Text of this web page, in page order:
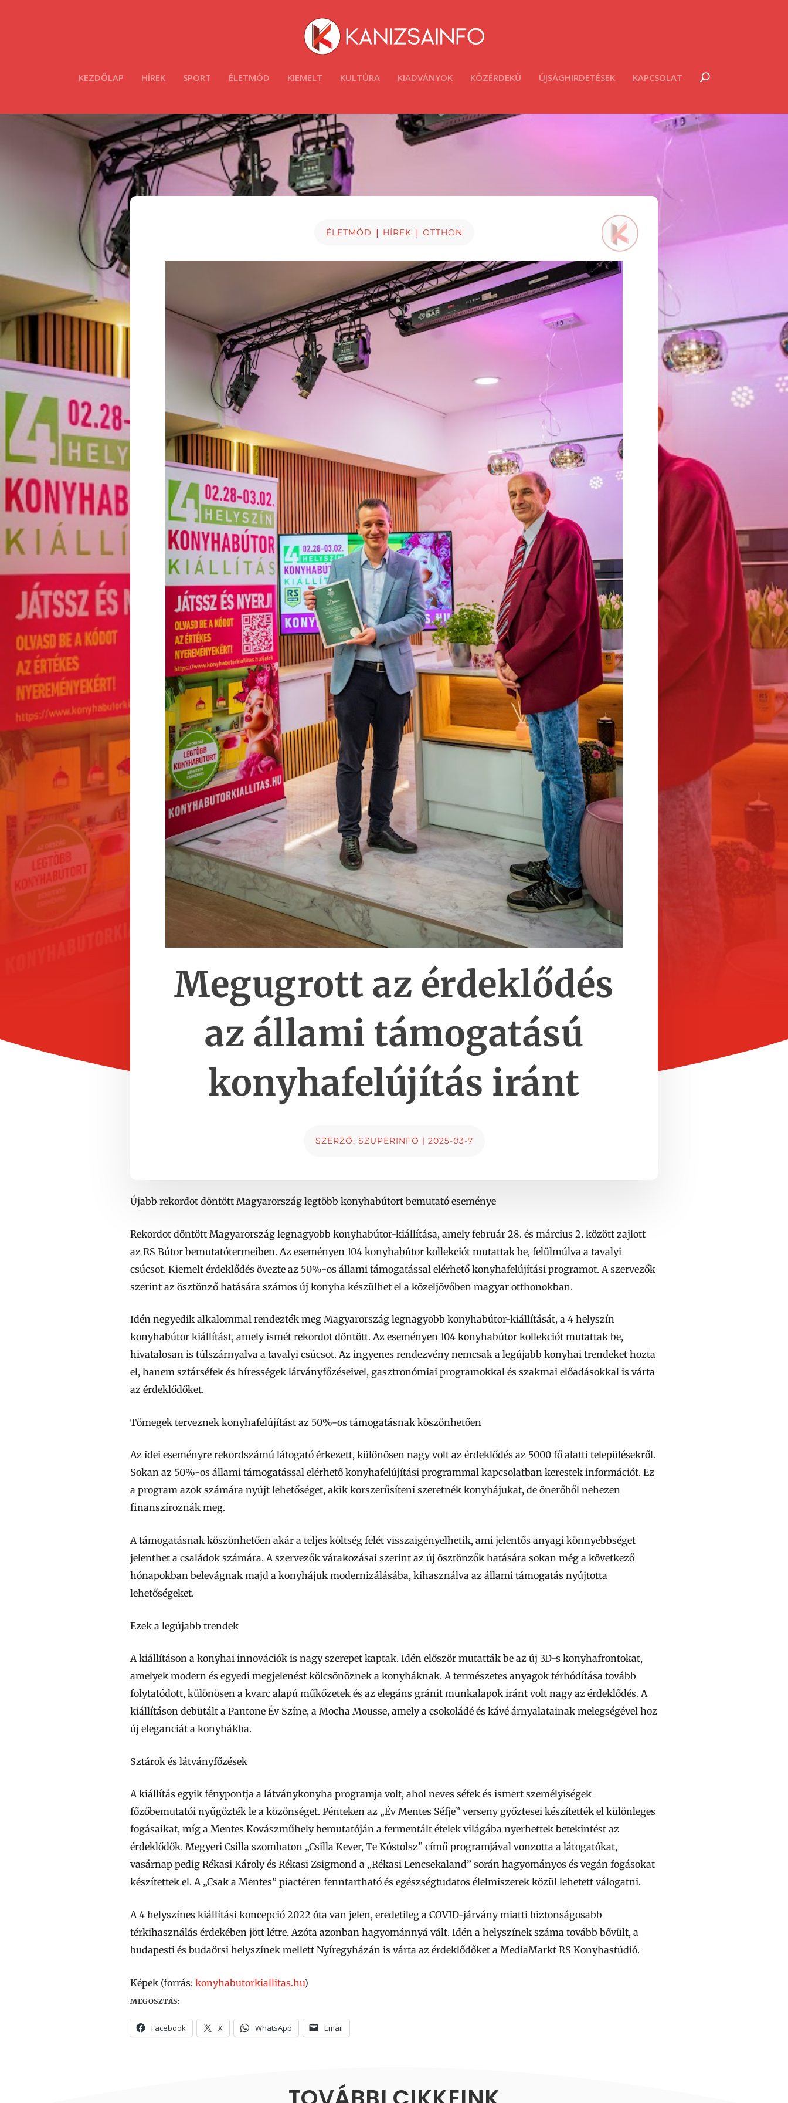
KEZDŐLAP HÍREK SPORT ÉLETMÓD KIEMELT KULTÚRA KIADVÁNYOK KÖZÉRDEKŰ ÚJSÁGHIRDETÉSEK KAPCSOLAT
ÉLETMÓD | HÍREK | OTTHON
Megugrott az érdeklődés
az állami támogatású
konyhafelújítás iránt
SZERZŐ: SZUPERINFÓ | 2025-03-7
Újabb rekordot döntött Magyarország legtöbb konyhabútort bemutató eseménye
Rekordot döntött Magyarország legnagyobb konyhabútor-kiállítása, amely február 28. és március 2. között zajlott
az RS Bútor bemutatótermeiben. Az eseményen 104 konyhabútor kollekciót mutattak be, felülmúlva a tavalyi
csúcsot. Kiemelt érdeklődés övezte az 50%-os állami támogatással elérhető konyhafelújítási programot. A szervezők
szerint az ösztönző hatására számos új konyha készülhet el a közeljövőben magyar otthonokban.
Idén negyedik alkalommal rendezték meg Magyarország legnagyobb konyhabútor-kiállítását, a 4 helyszín
konyhabútor kiállítást, amely ismét rekordot döntött. Az eseményen 104 konyhabútor kollekciót mutattak be,
hivatalosan is túlszárnyalva a tavalyi csúcsot. Az ingyenes rendezvény nemcsak a legújabb konyhai trendeket hozta
el, hanem sztárséfek és hírességek látványfőzéseivel, gasztronómiai programokkal és szakmai előadásokkal is várta
az érdeklődőket.
Tömegek terveznek konyhafelújítást az 50%-os támogatásnak köszönhetően
Az idei eseményre rekordszámú látogató érkezett, különösen nagy volt az érdeklődés az 5000 fő alatti településekről.
Sokan az 50%-os állami támogatással elérhető konyhafelújítási programmal kapcsolatban kerestek információt. Ez
a program azok számára nyújt lehetőséget, akik korszerűsíteni szeretnék konyhájukat, de önerőből nehezen
finanszíroznák meg.
A támogatásnak köszönhetően akár a teljes költség felét visszaigényelhetik, ami jelentős anyagi könnyebbséget
jelenthet a családok számára. A szervezők várakozásai szerint az új ösztönzők hatására sokan még a következő
hónapokban belevágnak majd a konyhájuk modernizálásába, kihasználva az állami támogatás nyújtotta
lehetőségeket.
Ezek a legújabb trendek
A kiállításon a konyhai innovációk is nagy szerepet kaptak. Idén először mutatták be az új 3D-s konyhafrontokat,
amelyek modern és egyedi megjelenést kölcsönöznek a konyháknak. A természetes anyagok térhódítása tovább
folytatódott, különösen a kvarc alapú műkőzetek és az elegáns gránit munkalapok iránt volt nagy az érdeklődés. A
kiállításon debütált a Pantone Év Színe, a Mocha Mousse, amely a csokoládé és kávé árnyalatainak melegségével hoz
új eleganciát a konyhákba.
Sztárok és látványfőzések
A kiállítás egyik fénypontja a látványkonyha programja volt, ahol neves séfek és ismert személyiségek
főzőbemutatói nyűgözték le a közönséget. Pénteken az „Év Mentes Séfje” verseny győztesei készítették el különleges
fogásaikat, míg a Mentes Kovászműhely bemutatóján a fermentált ételek világába nyerhettek betekintést az
érdeklődők. Megyeri Csilla szombaton „Csilla Kever, Te Kóstolsz” című programjával vonzotta a látogatókat,
vasárnap pedig Rékasi Károly és Rékasi Zsigmond a „Rékasi Lencsekaland” során hagyományos és vegán fogásokat
készítettek el. A „Csak a Mentes” piactéren fenntartható és egészségtudatos élelmiszerek közül lehetett válogatni.
A 4 helyszínes kiállítási koncepció 2022 óta van jelen, eredetileg a COVID-járvány miatti biztonságosabb
térkihasználás érdekében jött létre. Azóta azonban hagyománnyá vált. Idén a helyszínek száma tovább bővült, a
budapesti és budaörsi helyszínek mellett Nyíregyházán is várta az érdeklődőket a MediaMarkt RS Konyhastúdió.
Képek (forrás: konyhabutorkiallitas.hu)
MEGOSZTÁS:
Facebook X WhatsApp Email